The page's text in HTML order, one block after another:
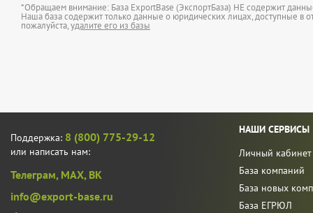
*Обращаем внимание: База ExportBase (ЭкспортБаза) НЕ содержит
Наша база содержит только данные о юридических лицах, доступные в
пожалуйста,удалите его из базы
Поддержка: 8 (800) 775-29-12
или написать нам:
Телеграм, MAX, ВК
info@export-base.ru
НАШИ СЕРВИСЫ
Личный кабинет
База компаний
База новых
База ЕГРЮЛ